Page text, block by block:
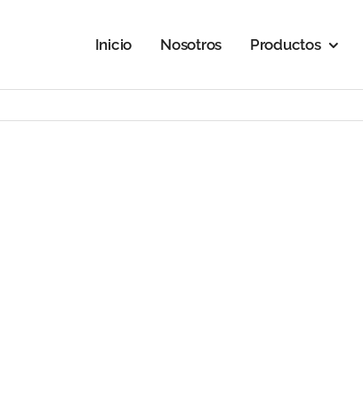
Inicio Nosotros Productos